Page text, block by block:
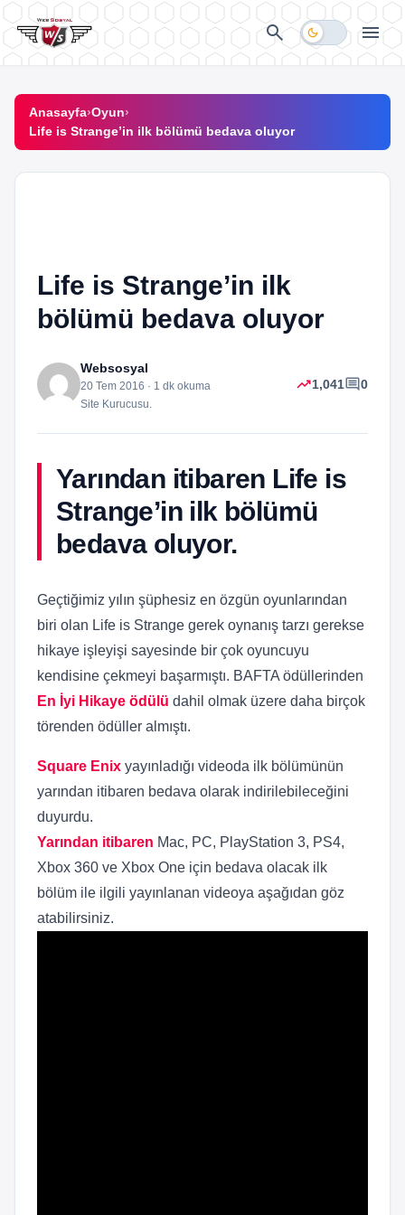
İçeriğe geç
search dark_mode menu
Anasayfa›Oyun›
Life is Strange’in ilk bölümü bedava oluyor
Life is Strange’in ilk
bölümü bedava oluyor
Websosyal
20 Tem 2016 · 1 dk okuma
Site Kurucusu.
trending_up1,041comment0
Yarından itibaren Life is
Strange’in ilk bölümü
bedava oluyor.
Geçtiğimiz yılın şüphesiz en özgün oyunlarından
biri olan Life is Strange gerek oynanış tarzı gerekse
hikaye işleyişi sayesinde bir çok oyuncuyu
kendisine çekmeyi başarmıştı. BAFTA ödüllerinden
En İyi Hikaye ödülü dahil olmak üzere daha birçok
törenden ödüller almıştı.
Square Enix yayınladığı videoda ilk bölümünün
yarından itibaren bedava olarak indirilebileceğini
duyurdu.
Yarından itibaren Mac, PC, PlayStation 3, PS4,
Xbox 360 ve Xbox One için bedava olacak ilk
bölüm ile ilgili yayınlanan videoya aşağıdan göz
atabilirsiniz.